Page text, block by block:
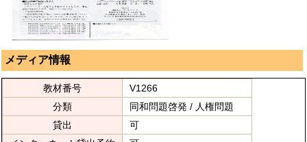
メディア情報
教材番号
V1266
分類
同和問題啓発 / 人権問題
貸出
可